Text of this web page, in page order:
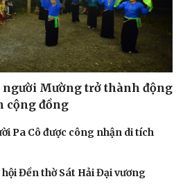
Podcast
Đọc truyện đêm khuya
Kể chuyện cho bé
Hạt giống tâm hồn
người Mường trở thành động
cộng đồng
Pa Cô được công nhận di tích
Đền thờ Sát Hải Đại vương